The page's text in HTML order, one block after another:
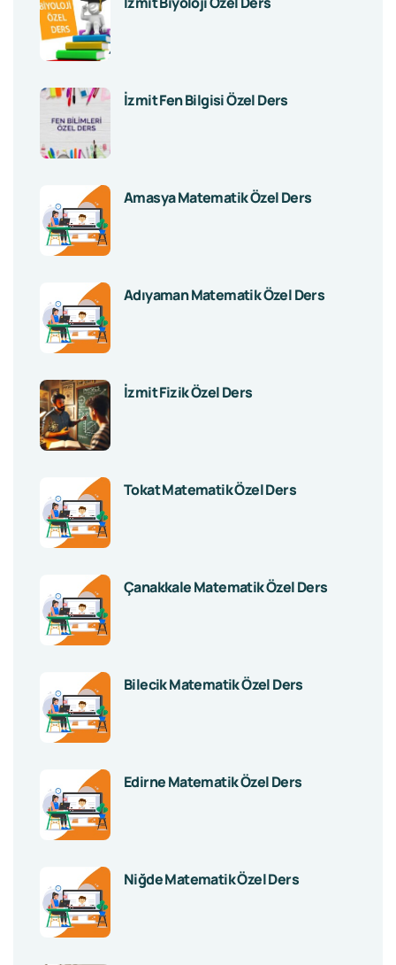
İzmit Fen Bilgisi Özel Ders
Amasya Matematik Özel Ders
Adıyaman Matematik Özel Ders
İzmit Fizik Özel Ders
Tokat Matematik Özel Ders
Çanakkale Matematik Özel Ders
Bilecik Matematik Özel Ders
Edirne Matematik Özel Ders
Niğde Matematik Özel Ders